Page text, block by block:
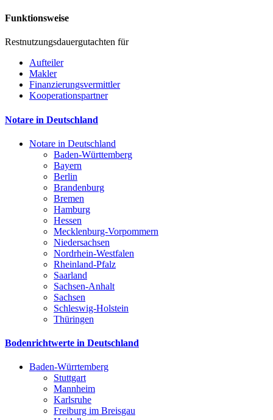
Funktionsweise
Restnutzungsdauergutachten für
Aufteiler
Makler
Finanzierungsvermittler
Kooperationspartner
Notare in Deutschland
Notare in Deutschland
Baden-Württemberg
Bayern
Berlin
Brandenburg
Bremen
Hamburg
Hessen
Mecklenburg-Vorpommern
Niedersachsen
Nordrhein-Westfalen
Rheinland-Pfalz
Saarland
Sachsen-Anhalt
Sachsen
Schleswig-Holstein
Thüringen
Bodenrichtwerte in Deutschland
Baden-Würrtemberg
Stuttgart
Mannheim
Karlsruhe
Freiburg im Breisgau